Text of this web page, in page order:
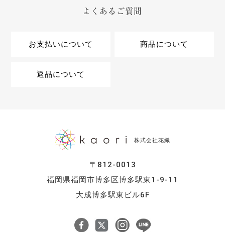
よくあるご質問
お支払いについて 商品について
返品について
株式会社花織
〒812-0013
福岡県福岡市博多区博多駅東1-9-11
大成博多駅東ビル6F